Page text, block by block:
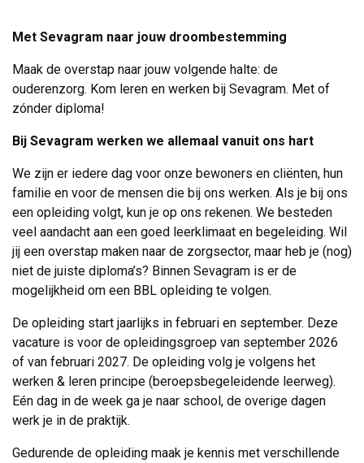
Met Sevagram naar jouw droombestemming
Maak de overstap naar jouw volgende halte: de
ouderenzorg. Kom leren en werken bij Sevagram. Met of
zónder diploma!
Bij Sevagram werken we allemaal vanuit ons hart
We zijn er iedere dag voor onze bewoners en cliënten, hun
familie en voor de mensen die bij ons werken. Als je bij ons
een opleiding volgt, kun je op ons rekenen. We besteden
veel aandacht aan een goed leerklimaat en begeleiding. Wil
jij een overstap maken naar de zorgsector, maar heb je (nog)
niet de juiste diploma’s? Binnen Sevagram is er de
mogelijkheid om een BBL opleiding te volgen.
De opleiding start jaarlijks in februari en september. Deze
vacature is voor de opleidingsgroep van september 2026
of van februari 2027. De opleiding volg je volgens het
werken & leren principe (beroepsbegeleidende leerweg).
Eén dag in de week ga je naar school, de overige dagen
werk je in de praktijk.
Gedurende de opleiding maak je kennis met verschillende